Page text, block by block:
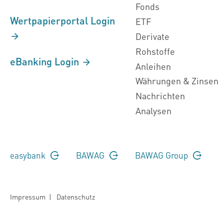
Wertpapierportal Login
eBanking Login
Fonds
ETF
Derivate
Rohstoffe
Anleihen
Währungen & Zinsen
Nachrichten
Analysen
easybank BAWAG BAWAG Group
Impressum | Datenschutz